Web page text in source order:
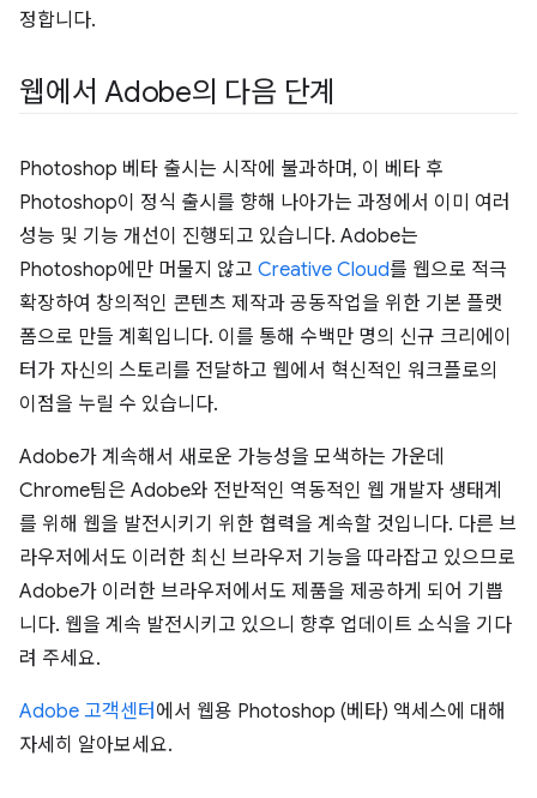
정합니다.
웹에서 Adobe의 다음 단계
Photoshop 베타 출시는 시작에 불과하며, 이 베타 후
Photoshop이 정식 출시를 향해 나아가는 과정에서 이미 여러
성능 및 기능 개선이 진행되고 있습니다. Adobe는
Photoshop에만 머물지 않고 Creative Cloud를 웹으로 적극
확장하여 창의적인 콘텐츠 제작과 공동작업을 위한 기본 플랫
폼으로 만들 계획입니다. 이를 통해 수백만 명의 신규 크리에이
터가 자신의 스토리를 전달하고 웹에서 혁신적인 워크플로의
이점을 누릴 수 있습니다.
Adobe가 계속해서 새로운 가능성을 모색하는 가운데
Chrome팀은 Adobe와 전반적인 역동적인 웹 개발자 생태계
를 위해 웹을 발전시키기 위한 협력을 계속할 것입니다. 다른 브
라우저에서도 이러한 최신 브라우저 기능을 따라잡고 있으므로
Adobe가 이러한 브라우저에서도 제품을 제공하게 되어 기쁩
니다. 웹을 계속 발전시키고 있으니 향후 업데이트 소식을 기다
려 주세요.
Adobe 고객센터 에서 웹용 Photoshop (베타) 액세스에 대해
자세히 알아보세요.